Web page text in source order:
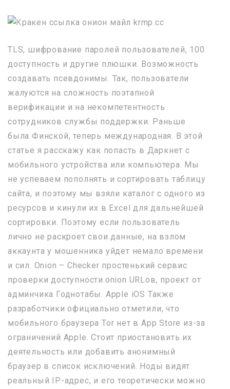
TLS, шифрование паролей пользователей, 100
доступность и другие плюшки. Возможность
создавать псевдонимы. Так, пользователи
жалуются на сложность поэтапной
верификации и на некомпетентность
сотрудников службы поддержки. Раньше
была Финской, теперь международная. В этой
статье я расскажу как попасть в Даркнет с
мобильного устройства или компьютера. Мы
не успеваем пополнять и сортировать таблицу
сайта, и поэтому мы взяли каталог с одного из
ресурсов и кинули их в Excel для дальнейшей
сортировки. Поэтому если пользователь
лично не раскроет свои данные, на взлом
аккаунта у мошенника уйдет немало времени
и сил. Onion – Checker простенький сервис
проверки доступности.onion URLов, проект от
админчика Годнотабы. Apple iOS Также
разработчики официально отметили, что
мобильного браузера Tor нет в App Store из-за
ограничений Apple. Стоит приостановить их
деятельность или добавить анонимный
браузер в список исключений. Ноды видят
реальный IP-адрес, и его теоретически можно